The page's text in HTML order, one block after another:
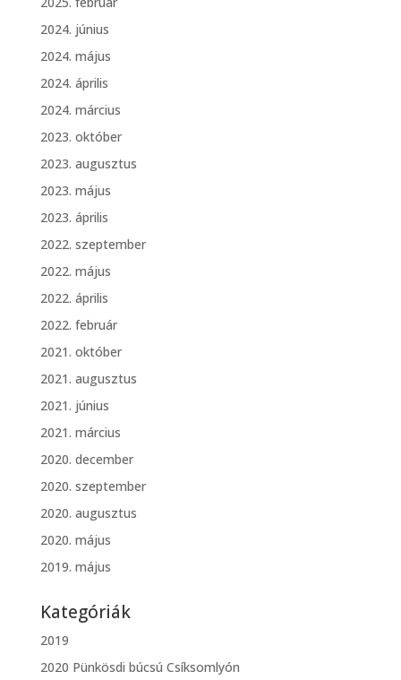
2024. június
2024. május
2024. április
2024. március
2023. október
2023. augusztus
2023. május
2023. április
2022. szeptember
2022. május
2022. április
2022. február
2021. október
2021. augusztus
2021. június
2021. március
2020. december
2020. szeptember
2020. augusztus
2020. május
2019. május
Kategóriák
2019
2020 Pünkösdi búcsú Csíksomlyón